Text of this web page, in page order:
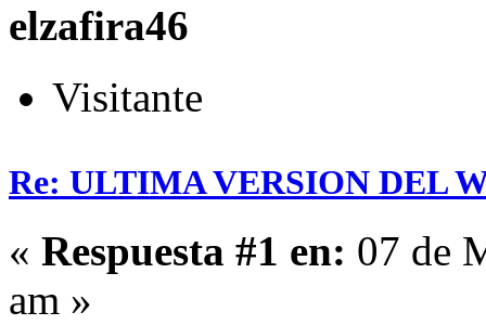
elzafira46
Visitante
Re: ULTIMA VERSION DEL
« Respuesta #1 en: 07 de
am »